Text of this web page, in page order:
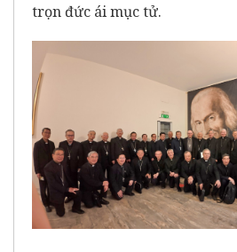
trọn đức ái mục tử.